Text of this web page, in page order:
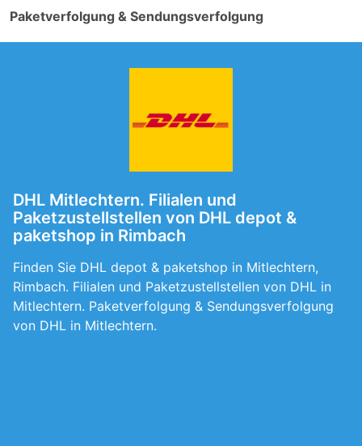
Paketverfolgung & Sendungsverfolgung
DHL Mitlechtern. Filialen und
Paketzustellstellen von DHL depot &
paketshop in Rimbach
Finden Sie DHL depot & paketshop in Mitlechtern,
Rimbach. Filialen und Paketzustellstellen von DHL in
Mitlechtern. Paketverfolgung & Sendungsverfolgung
von DHL in Mitlechtern.